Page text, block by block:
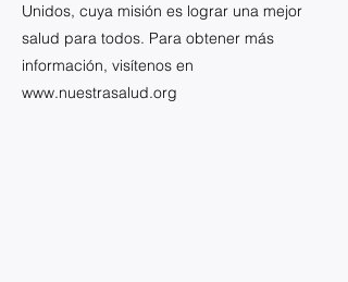
Unidos, cuya misión es lograr una mejor
salud para todos. Para obtener más
información, visítenos en
www.nuestrasalud.org